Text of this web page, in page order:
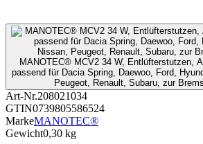
MANOTEC® MCV2 34 W, Entlüfterstutzen,
passend für Dacia Spring, Daewoo, Ford,
Peugeot, Renault, Subaru, zur
Art-Nr.208021034
GTIN0739805586524
MarkeMANOTEC®
Gewicht0,30 kg